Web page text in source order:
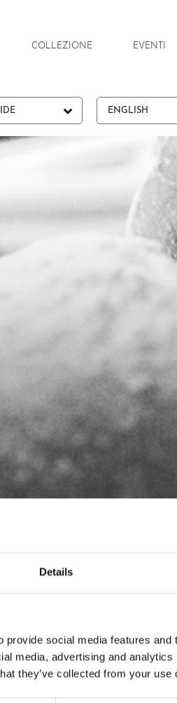
Details
social media features
media, advertising and
they’ve collected from your
ENGLISH
COLLEZIONE
pasqua
natale
EVENTI